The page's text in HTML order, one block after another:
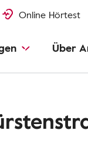
Online Hörtest
Über